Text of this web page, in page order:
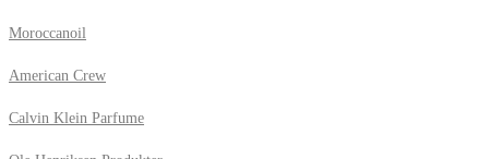
Moroccanoil
American Crew
Calvin Klein Parfume